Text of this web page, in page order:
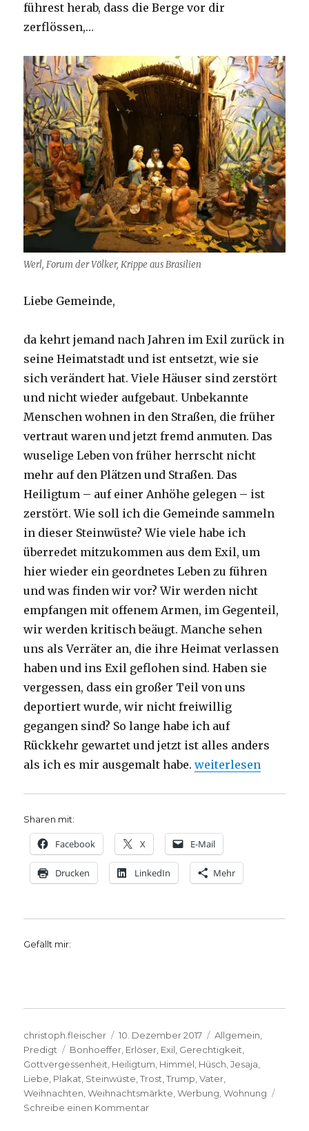
führest herab, dass die Berge vor dir
zerflössen,…
Werl, Forum der Völker, Krippe aus Brasilien
Liebe Gemeinde,
da kehrt jemand nach Jahren im Exil zurück in
seine Heimatstadt und ist entsetzt, wie sie
sich verändert hat. Viele Häuser sind zerstört
und nicht wieder aufgebaut. Unbekannte
Menschen wohnen in den Straßen, die früher
vertraut waren und jetzt fremd anmuten. Das
wuselige Leben von früher herrscht nicht
mehr auf den Plätzen und Straßen. Das
Heiligtum – auf einer Anhöhe gelegen – ist
zerstört. Wie soll ich die Gemeinde sammeln
in dieser Steinwüste? Wie viele habe ich
überredet mitzukommen aus dem Exil, um
hier wieder ein geordnetes Leben zu führen
und was finden wir vor? Wir werden nicht
empfangen mit offenem Armen, im Gegenteil,
wir werden kritisch beäugt. Manche sehen
uns als Verräter an, die ihre Heimat verlassen
haben und ins Exil geflohen sind. Haben sie
vergessen, dass ein großer Teil von uns
deportiert wurde, wir nicht freiwillig
gegangen sind? So lange habe ich auf
Rückkehr gewartet und jetzt ist alles anders
als ich es mir ausgemalt habe.„Predigt Jesaja 63,
weiterlesen
Sharen mit:
Facebook X E-Mail
Drucken LinkedIn Mehr
Gefällt mir:
Autor
christoph.fleischer
Veröffentlicht
am
10. Dezember 2017 Kategorien
Allgemein
Predigt
Schlagwörter
Bonhoeffer Erlöser Exil Gerechtigkeit
Gottvergessenheit Heiligtum Himmel Hüsch ,Jesaja
Liebe Plakat Steinwüste ,Trost ,Trump ,Vater
Weihnachten ,Weihnachtsmärkte ,Werbung ,Wohnung
Schreibe einen Kommentarzu